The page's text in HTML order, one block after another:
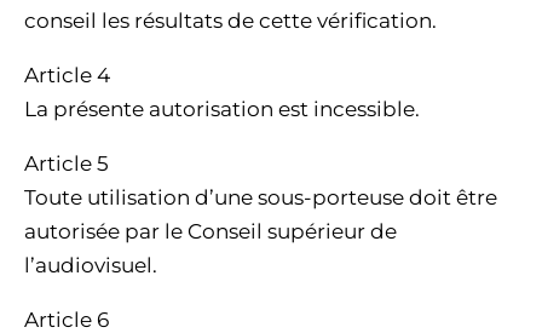
conseil les résultats de cette vérification.
Article 4
La présente autorisation est incessible.
Article 5
Toute utilisation d’une sous-porteuse doit être
autorisée par le Conseil supérieur de
l’audiovisuel.
Article 6